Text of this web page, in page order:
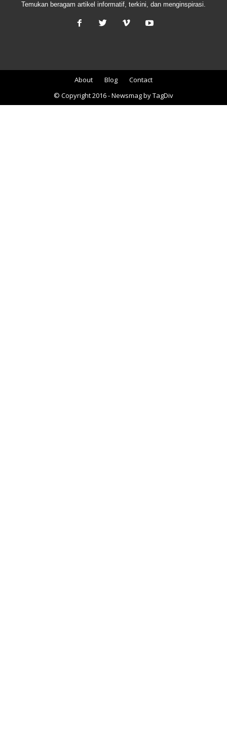
Temukan beragam artikel informatif, terkini, dan menginspirasi.
About Blog
Contact
© Copyright 2016 - Newsmag by TagDiv